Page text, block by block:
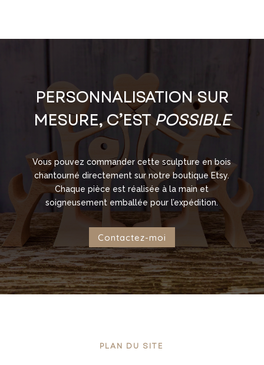
PERSONNALISATION SUR
MESURE, C’ESTPOSSIBLE
Vous pouvez commander cette sculpture en bois
chantourné directement sur notre boutique Etsy.
Chaque pièce est réalisée à la main et
soigneusement emballée pour l’expédition.
Contactez-moi
PLAN DU SITE